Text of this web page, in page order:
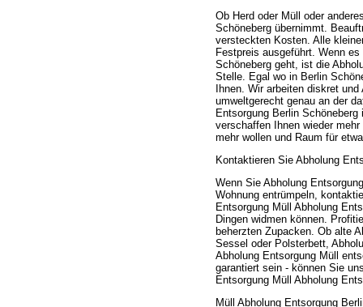
Ob Herd oder Müll oder
Schöneberg übernimmt.
versteckten Kosten. Alle
Festpreis ausgeführt. Wenn
Schöneberg geht, ist die
Stelle. Egal wo in Berlin
Ihnen. Wir arbeiten diskret
umweltgerecht genau an der
Entsorgung Berlin
verschaffen Ihnen wieder
mehr wollen und Raum für
Kontaktieren Sie Abholung
Wenn Sie Abholung
Wohnung entrümpeln,
Entsorgung Müll Abholung
Dingen widmen können.
beherzten Zupacken. Ob alte
Sessel oder Polsterbett,
Abholung Entsorgung Müll
garantiert sein - können Sie
Entsorgung Müll Abholung
Müll Abholung Entsorgung